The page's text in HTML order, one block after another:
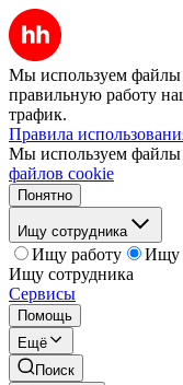
Мы используем файлы
правильную работу
трафик.
Правила
Мы используем файлы
файлов cookie
Понятно
Ищу сотрудника
Ищу работу
Ищу
Ищу сотрудника
Сервисы
Помощь
Ещё
Поиск